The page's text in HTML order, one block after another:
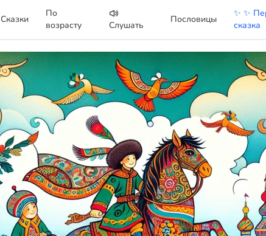
Сказки
По
возрасту
Слушать
Пословицы
✨ ✨
сказка